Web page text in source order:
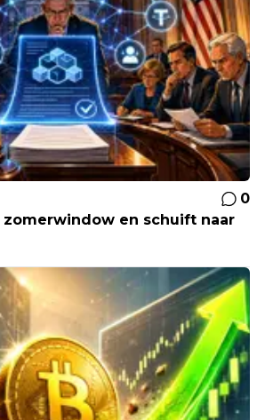
0
zomerwindow en schuift naar